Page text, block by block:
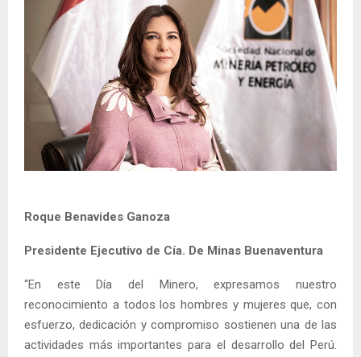
Roque Benavides Ganoza
Presidente Ejecutivo de Cía. De Minas Buenaventura
“En este Día del Minero, expresamos nuestro
reconocimiento a todos los hombres y mujeres que, con
esfuerzo, dedicación y compromiso sostienen una de las
actividades más importantes para el desarrollo del Perú.